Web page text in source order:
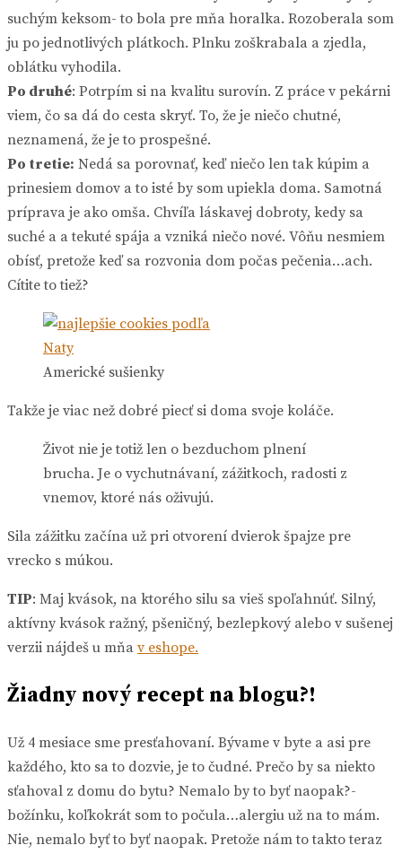
suchým keksom- to bola pre mňa horalka. Rozoberala som
ju po jednotlivých plátkoch. Plnku zoškrabala a zjedla,
oblátku vyhodila.
Po druhé: Potrpím si na kvalitu surovín. Z práce v pekárni
viem, čo sa dá do cesta skryť. To, že je niečo chutné,
neznamená, že je to prospešné.
Po tretie: Nedá sa porovnať, keď niečo len tak kúpim a
prinesiem domov a to isté by som upiekla doma. Samotná
príprava je ako omša. Chvíľa láskavej dobroty, kedy sa
suché a a tekuté spája a vzniká niečo nové. Vôňu nesmiem
obísť, pretože keď sa rozvonia dom počas pečenia…ach.
Cítite to tiež?
Americké sušienky
Takže je viac než dobré piecť si doma svoje koláče.
Život nie je totiž len o bezduchom plnení
brucha. Je o vychutnávaní, zážitkoch, radosti z
vnemov, ktoré nás oživujú.
Sila zážitku začína už pri otvorení dvierok špajze pre
vrecko s múkou.
TIP: Maj kvások, na ktorého silu sa vieš spoľahnúť. Silný,
aktívny kvások ražný, pšeničný, bezlepkový alebo v sušenej
verzii nájdeš u mňa v eshope.
Žiadny nový recept na blogu?!
Už 4 mesiace sme presťahovaní. Bývame v byte a asi pre
každého, kto sa to dozvie, je to čudné. Prečo by sa niekto
sťahoval z domu do bytu? Nemalo by to byť naopak?-
božínku, koľkokrát som to počula…alergiu už na to mám.
Nie, nemalo byť to byť naopak. Pretože nám to takto teraz